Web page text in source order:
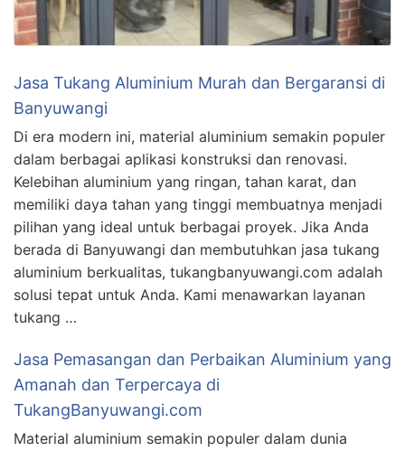
Jasa Tukang Aluminium Murah dan Bergaransi di
Banyuwangi
Di era modern ini, material aluminium semakin populer
dalam berbagai aplikasi konstruksi dan renovasi.
Kelebihan aluminium yang ringan, tahan karat, dan
memiliki daya tahan yang tinggi membuatnya menjadi
pilihan yang ideal untuk berbagai proyek. Jika Anda
berada di Banyuwangi dan membutuhkan jasa tukang
aluminium berkualitas, tukangbanyuwangi.com adalah
solusi tepat untuk Anda. Kami menawarkan layanan
tukang …
Jasa Pemasangan dan Perbaikan Aluminium yang
Amanah dan Terpercaya di
TukangBanyuwangi.com
Material aluminium semakin populer dalam dunia